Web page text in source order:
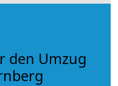
den Umzug